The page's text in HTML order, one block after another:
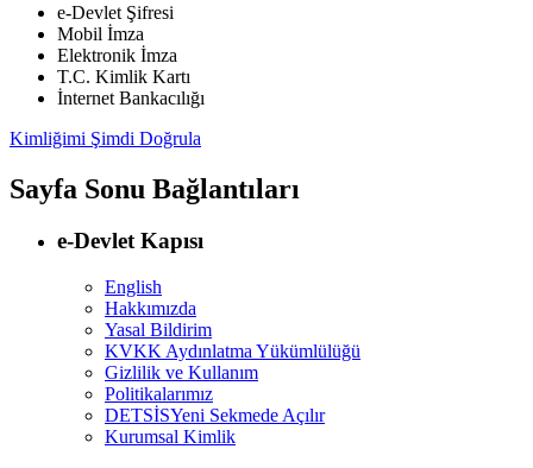
e-Devlet Şifresi
Mobil İmza
Elektronik İmza
T.C. Kimlik Kartı
İnternet Bankacılığı
Kimliğimi Şimdi Doğrula
Sayfa Sonu Bağlantıları
e-Devlet Kapısı
English
Hakkımızda
Yasal Bildirim
KVKK Aydınlatma Yükümlülüğü
Gizlilik ve Kullanım
Politikalarımız
DETSİSYeni Sekmede Açılır
Kurumsal Kimlik